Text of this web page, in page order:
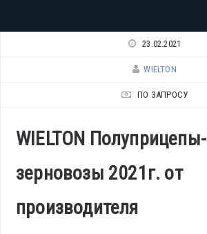
23.02.2021
WIELTON
ПО ЗАПРОСУ
WIELTON Полуприцепы-
зерновозы 2021г. от
производителя